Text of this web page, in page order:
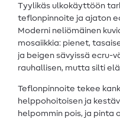
Tyylikäs ulkokäyttöön
teflonpinnoite ja ajaton
Moderni neliömäinen
mosaiikkia: pienet,
ja beigen sävyissä ecru-
rauhallisen, mutta silti
Teflonpinnoite tekee
helppohoitoisen ja
helpommin pois, ja pinta